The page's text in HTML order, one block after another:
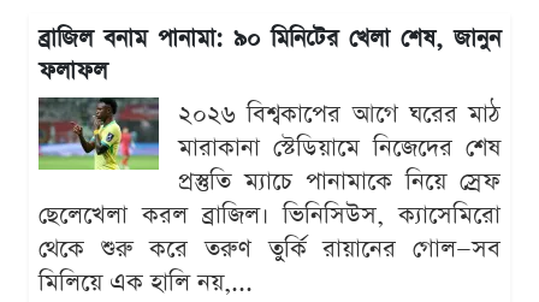
ব্রাজিল বনাম পানামা: ৯০ মিনিটের খেলা শেষ, জানুন
ফলাফল
২০২৬ বিশ্বকাপের আগে ঘরের মাঠ
মারাকানা স্টেডিয়ামে নিজেদের শেষ
প্রস্তুতি ম্যাচে পানামাকে নিয়ে স্রেফ
ছেলেখেলা করল ব্রাজিল। ভিনিসিউস, ক্যাসেমিরো
থেকে শুরু করে তরুণ তুর্কি রায়ানের গোল—সব
মিলিয়ে এক হালি নয়,...